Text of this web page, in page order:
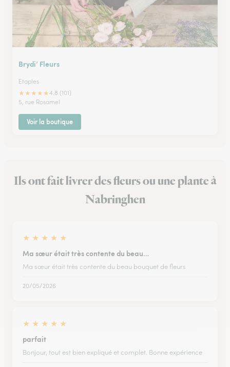
Brydi’ Fleurs
Etaples
★★★★★4.8 (101)
5, rue Rosamel
Voir la boutique
Ils ont fait livrer des fleurs ou une plante à
Nabringhen
★ ★ ★ ★ ★
Ma sœur était très contente du beau…
Ma sœur était très contente du beau bouquet de fleurs
20/05/2026
★ ★ ★ ★ ★
parfait
Bonjour, tout est bien expliqué et complet. Bonne expérience